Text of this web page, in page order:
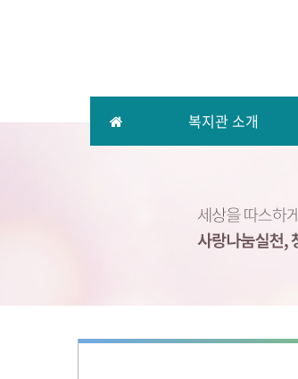
복지관 소개